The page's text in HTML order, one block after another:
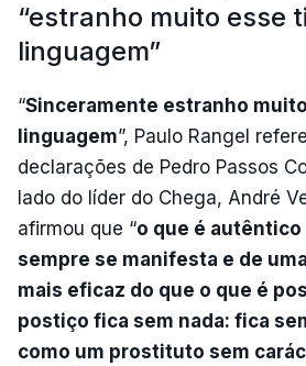
“estranho muito esse
linguagem”
“Sinceramente estranho
linguagem”, Paulo Rangel
declarações de Pedro Passos
lado do líder do Chega, André
afirmou que “o que é
sempre se manifesta e de
mais eficaz do que o que é
postiço fica sem nada: fica
como um prostituto sem